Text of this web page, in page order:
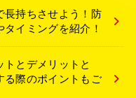
長持ちさせよう！防
イミングを紹介！
とデメリットと
る際のポイントもご